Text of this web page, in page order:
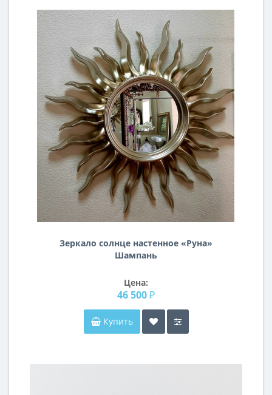
Зеркало солнце настенное «Руна»
Шампань
Цена:
46 500 ₽
Купить